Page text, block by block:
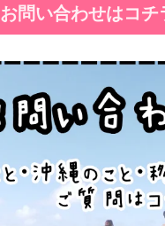
お問い合わせはコチ